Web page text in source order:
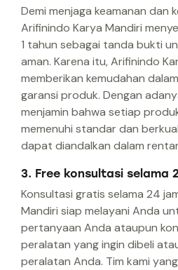
Demi menjaga keamanan dan
Arifinindo Karya Mandiri
1 tahun sebagai tanda bukti
aman. Karena itu, Arifinindo
memberikan kemudahan
garansi produk. Dengan
menjamin bahwa setiap
memenuhi standar dan
dapat diandalkan dalam
3. Free konsultasi selama
Konsultasi gratis selama 24
Mandiri siap melayani Anda
pertanyaan Anda ataupun
peralatan yang ingin dibeli
peralatan Anda. Tim kami